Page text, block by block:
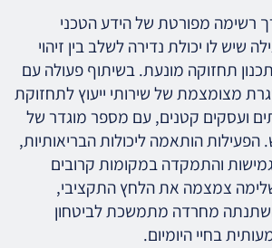
רשימה מפורטת של הידע הטכני
שיש לו יכולת נדירה לשלב בין זיהוי
תחזוקה מונעת. בשיתוף פעולה עם
מצומצמת של שירותי ייעוץ לתחזוקת
ועסקים קטנים, עם מספר מוגדר של
הפעילות הותאמה ליכולות הבריאותיות,
והתמקדה במקומות קרובים
צמצמה את הלחץ התקציבי,
מחרדה מתמשכת לביטחון
בחיי היומיום.